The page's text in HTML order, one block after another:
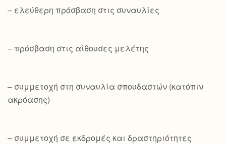
– ελεύθερη πρόσβαση στις συναυλίες
– πρόσβαση στις αίθουσες μελέτης
– συμμετοχή στη συναυλία σπουδαστών (κατόπιν
ακρόασης)
– συμμετοχή σε εκδρομές και δραστηριότητες